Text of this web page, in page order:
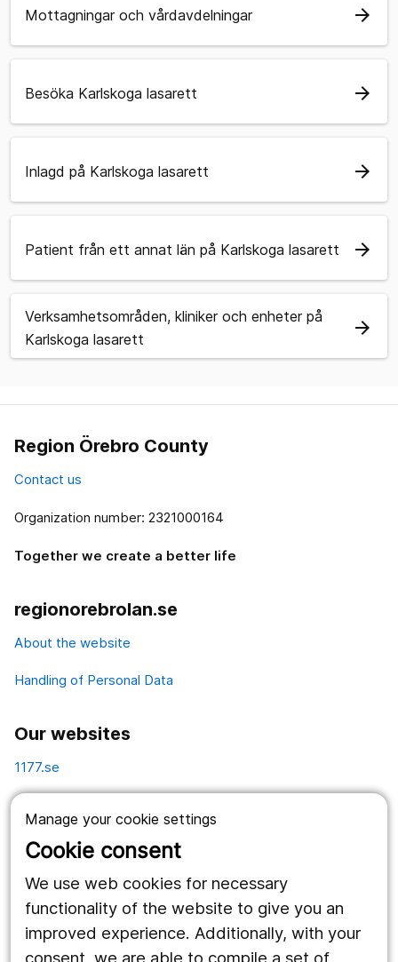
Manage your cookie settings
Cookie consent
We use web cookies for necessary
functionality of the website to give you an
improved experience. Additionally, with your
consent, we are able to compile a set of
Mottagningar och vårdavdelningar arrow_forward
Besöka Karlskoga lasarett arrow_forward
Inlagd på Karlskoga lasarett arrow_forward
Patient från ett annat län på Karlskoga lasarett arrow_forward
Verksamhetsområden, kliniker och enheter på
Karlskoga lasarett
arrow_forward
Region Örebro County
Contact us
Organization number: 2321000164
Together we create a better life
regionorebrolan.se
About the website
Handling of Personal Data
Our websites
1177.se
Vårdgivare
Utveckling
Follow us